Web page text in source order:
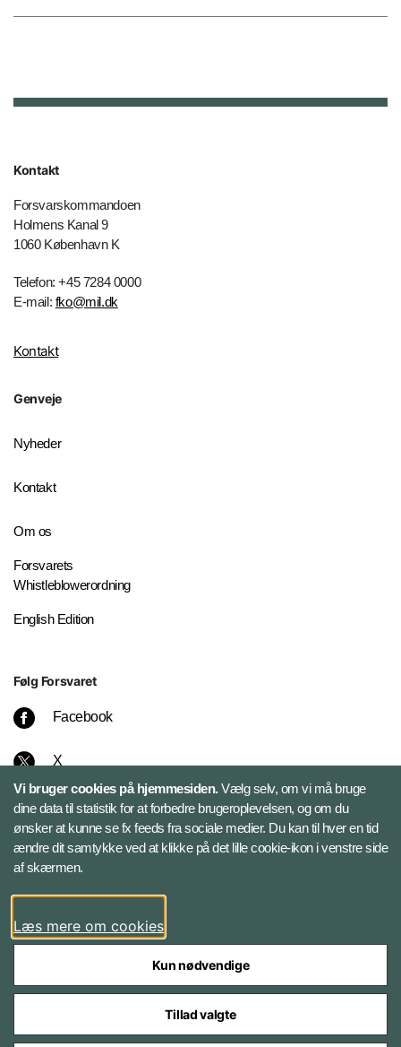
Kontakt
Forsvarskommandoen
Holmens Kanal 9
1060 København K
Telefon: +45 7284 0000
E-mail: fko@mil.dk
Kontakt
Genveje
Nyheder
Kontakt
Om os
Forsvarets
Whistleblowerordning
English Edition
Følg Forsvaret
Facebook
X
Instagram
Bluesky
LinkedIn
Vi bruger cookies på hjemmesiden.Vælg selv, om vi må bruge
dine data til statistik for at forbedre brugeroplevelsen, og om du
ønsker at kunne se fx feeds fra sociale medier. Du kan til hver en tid
ændre dit samtykke ved at klikke på det lille cookie-ikon i venstre side
af skærmen.
Læs mere om cookies
Kun nødvendige
Tillad valgte